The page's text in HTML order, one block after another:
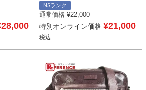
ティン
28,000
キーホルダー レザー ユニセッ
クス オレンジ 未使用 【中古】
NSランク
通常価格 ¥22,000
特別オンライン価格 ¥21,000
税込